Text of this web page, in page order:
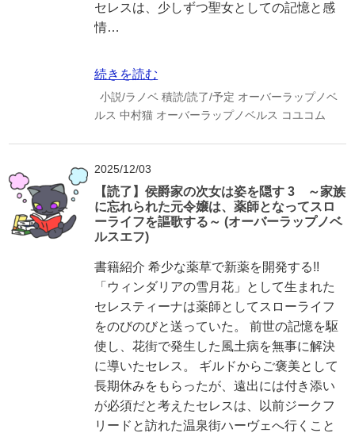
セレスは、少しずつ聖女としての記憶と感
情…
続きを読む
小説/ラノベ 積読/読了/予定 オーバーラップノベ
ルス 中村猫 オーバーラップノベルス コユコム
2025/12/03
【読了】侯爵家の次女は姿を隠す 3 ～家族
に忘れられた元令嬢は、薬師となってスロ
ーライフを謳歌する～ (オーバーラップノベ
ルスエフ)
書籍紹介 希少な薬草で新薬を開発する!!
「ウィンダリアの雪月花」として生まれた
セレスティーナは薬師としてスローライフ
をのびのびと送っていた。 前世の記憶を駆
使し、花街で発生した風土病を無事に解決
に導いたセレス。 ギルドからご褒美として
長期休みをもらったが、遠出には付き添い
が必須だと考えたセレスは、以前ジークフ
リードと訪れた温泉街ハーヴェへ行くこと